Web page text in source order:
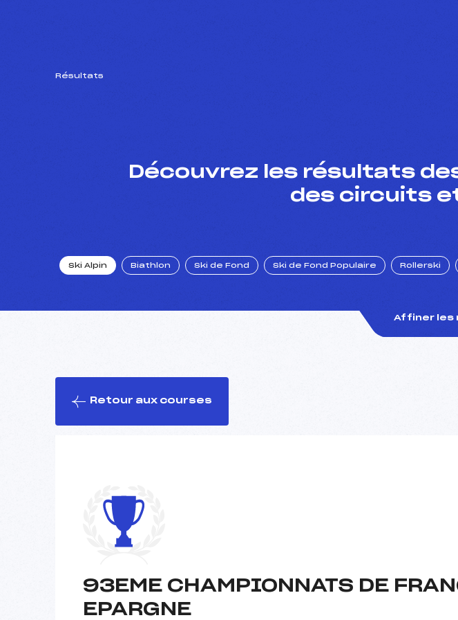
Résultats
Découvrez les résultats
des circuits
Ski Alpin Biathlon Ski de Fond Ski de Fond Populaire Rollerski
Affiner
Retour aux courses
93EME CHAMPIONNATS DE
EPARGNE